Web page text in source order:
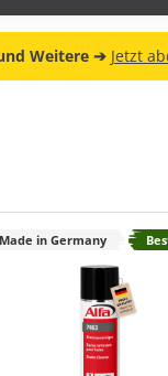
Weitere ➔ Jetzt
Made in Germany